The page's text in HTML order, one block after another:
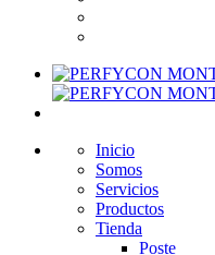
Inicio
Somos
Servicios
Productos
Tienda
Poste